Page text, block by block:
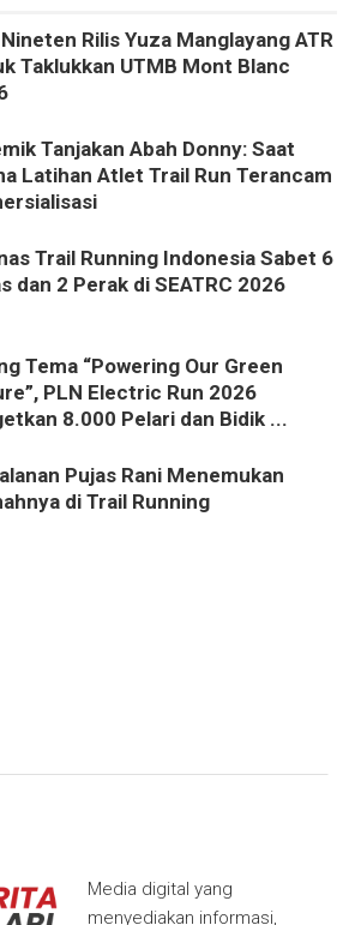
Rilis Yuza Manglayang ATR
Taklukkan UTMB Mont Blanc
Tanjakan Abah Donny: Saat
Latihan Atlet Trail Run Terancam
Trail Running Indonesia Sabet 6
dan 2 Perak di SEATRC 2026
Tema “Powering Our Green
PLN Electric Run 2026
8.000 Pelari dan Bidik ...
Pujas Rani Menemukan
di Trail Running
Media digital yang
menyediakan informasi,